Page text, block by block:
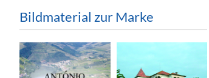
Bildmaterial zur Marke